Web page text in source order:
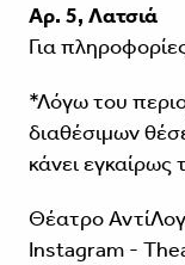
Αρ. 5, Λατσιά
Για
*Λόγω του
διαθέσιμων
κάνει
Θέατρο
Ιnstagram -